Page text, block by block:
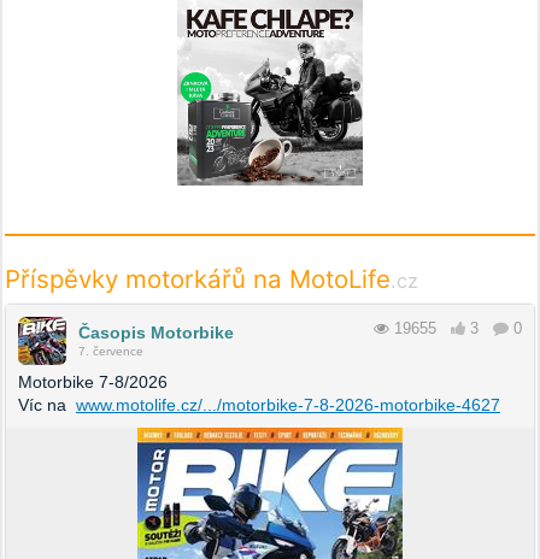
Příspěvky motorkářů na MotoLife.cz
Časopis Motorbike
7. července
19655 3 0
Motorbike 7-8/2026
Víc na www.motolife.cz/.../motorbike-7-8-2026-motorbike-4627